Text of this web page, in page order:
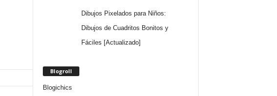
Dibujos Pixelados para Niños:
Dibujos de Cuadritos Bonitos y
Fáciles [Actualizado]
Blogroll
Blogichics